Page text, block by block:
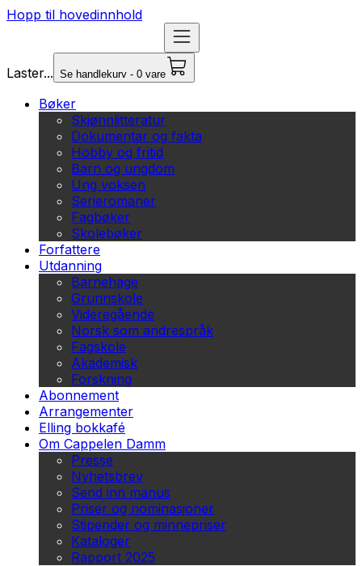
Hopp til hovedinnhold
Laster... Se handlekurv - 0 vare
Bøker
Skjønnlitteratur
Dokumentar og fakta
Hobby og fritid
Barn og ungdom
Ung voksen
Serieromaner
Fagbøker
Skolebøker
Forfattere
Utdanning
Barnehage
Grunnskole
Videregående
Norsk som andrespråk
Fagskole
Akademisk
Forskning
Abonnement
Arrangementer
Elling bokkafé
Om Cappelen Damm
Presse
Nyhetsbrev
Send inn manus
Priser og nominasjoner
Stipender og minnepriser
Kataloger
Rapport 2025